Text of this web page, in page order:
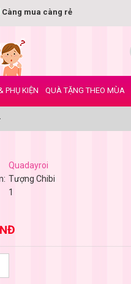
Càng mua càng rẻ
PHỤ KIỆN QUÀ TẶNG THEO MÙA
Quadayroi
Tượng Chibi
1